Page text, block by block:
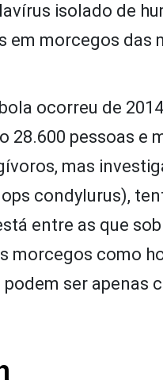
isolado de
morcegos das
ocorreu de
28.600 pessoas e
mas
condylurus),
entre as que
morcegos como
ser apenas